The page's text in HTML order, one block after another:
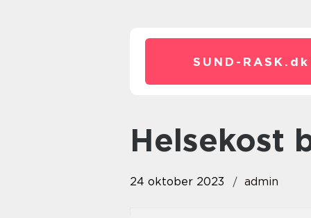
SUND-RASK. dk
helsekost
24 oktober 2023 admin